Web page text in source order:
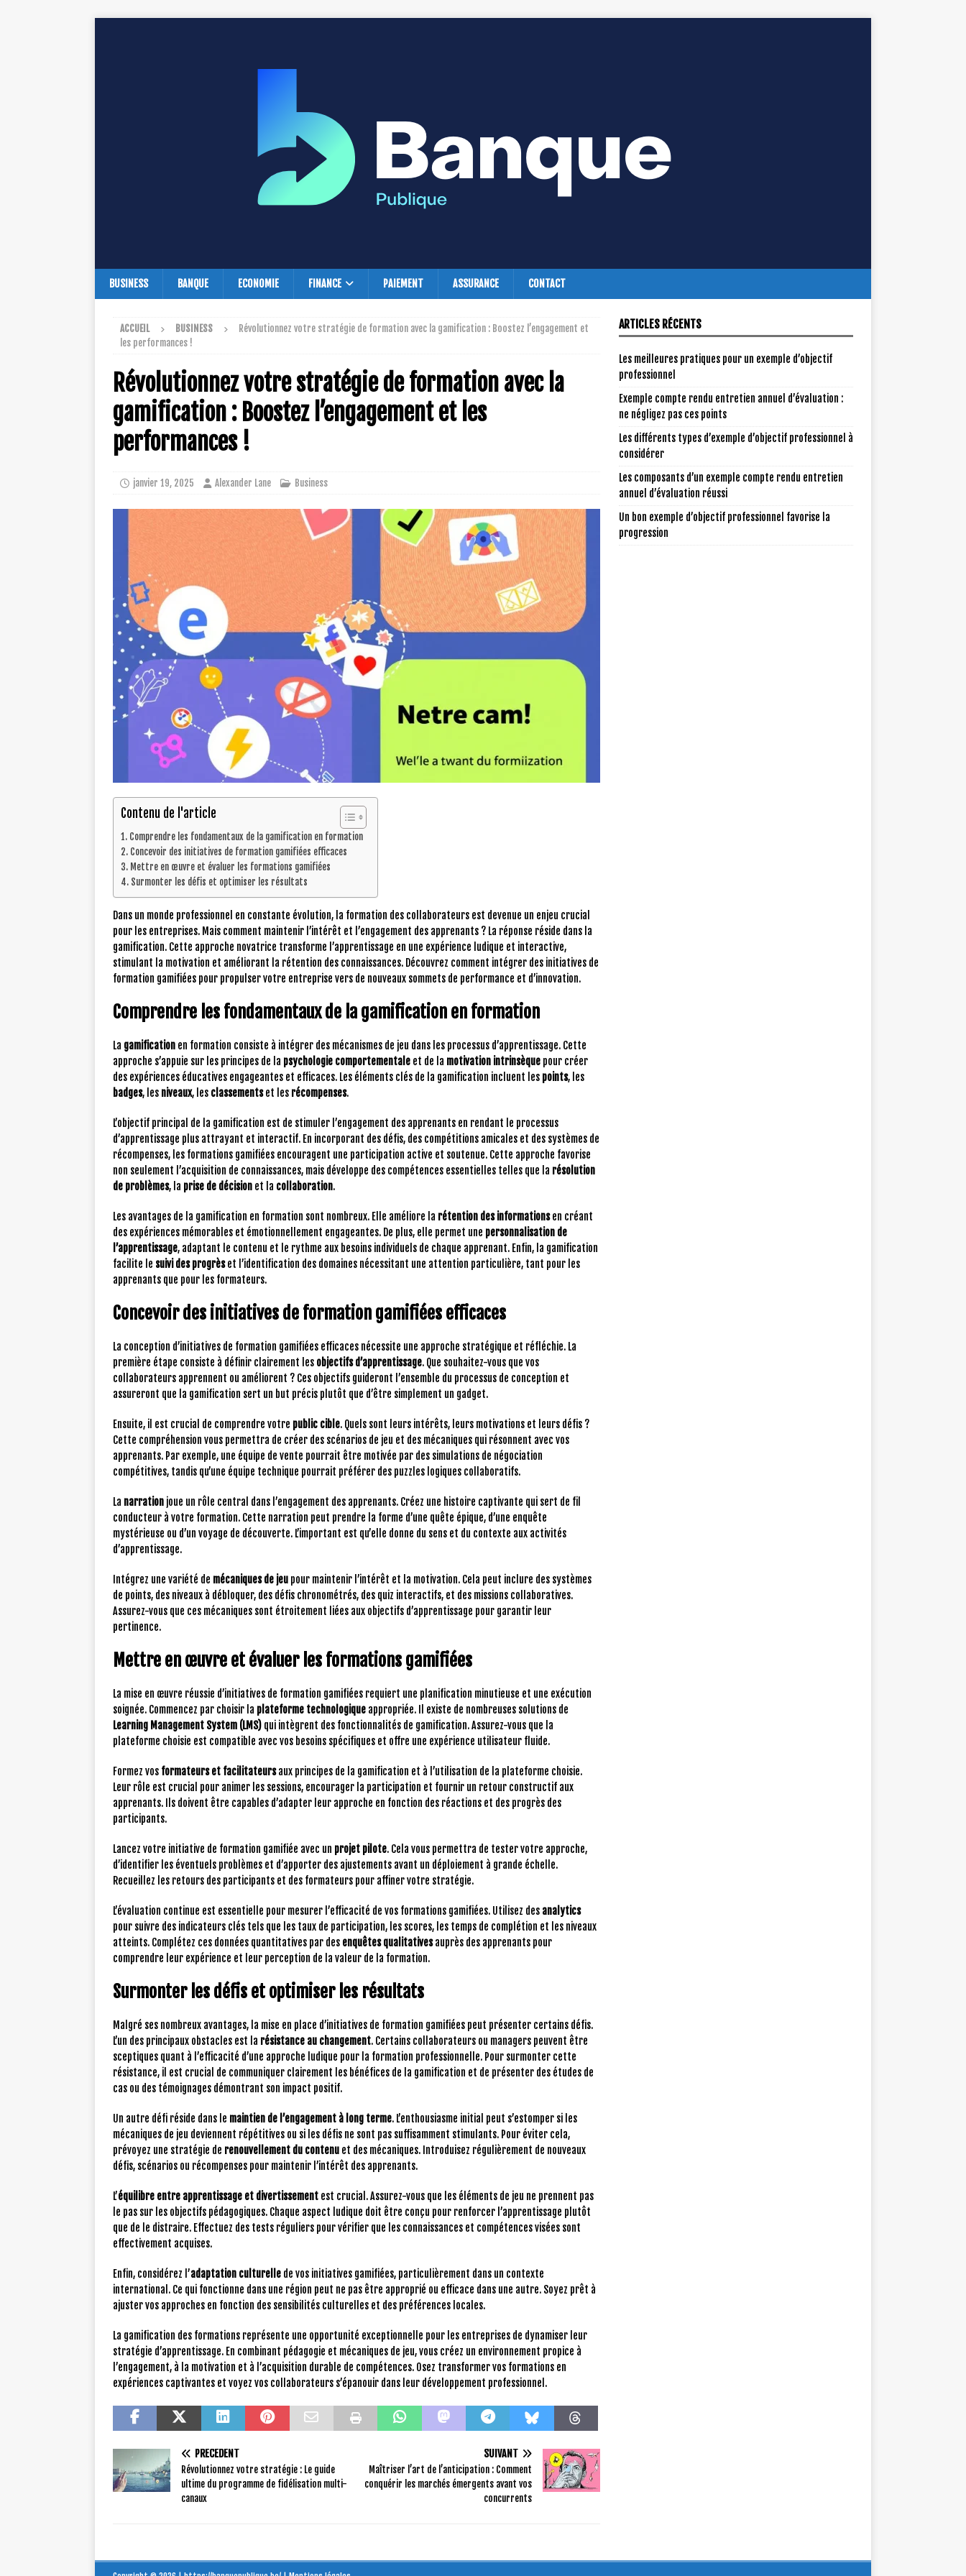
BUSINESS BANQUE ECONOMIE FINANCE PAIEMENT ASSURANCE CONTACT
ACCUEIL BUSINESS
Révolutionnez votre stratégie de formation avec la gamification : Boostez l’engagement et
les performances !
Révolutionnez votre stratégie de formation avec la
gamification : Boostez l’engagement et les
performances !
janvier 19, 2025 Alexander Lane Business
Contenu de l'article
Comprendre les fondamentaux de la gamification en formation
Concevoir des initiatives de formation gamifiées efficaces
Mettre en œuvre et évaluer les formations gamifiées
Surmonter les défis et optimiser les résultats
Dans un monde professionnel en constante évolution, la formation des collaborateurs est devenue un enjeu crucial
pour les entreprises. Mais comment maintenir l’intérêt et l’engagement des apprenants ? La réponse réside dans la
gamification. Cette approche novatrice transforme l’apprentissage en une expérience ludique et interactive,
stimulant la motivation et améliorant la rétention des connaissances. Découvrez comment intégrer des initiatives de
formation gamifiées pour propulser votre entreprise vers de nouveaux sommets de performance et d’innovation.
Comprendre les fondamentaux de la gamification en formation
La gamification en formation consiste à intégrer des mécanismes de jeu dans les processus d’apprentissage. Cette
approche s’appuie sur les principes de la psychologie comportementale et de la motivation intrinsèque pour créer
des expériences éducatives engageantes et efficaces. Les éléments clés de la gamification incluent les points, les
badges, les niveaux, les classementset les récompenses.
L’objectif principal de la gamification est de stimuler l’engagement des apprenants en rendant le processus
d’apprentissage plus attrayant et interactif. En incorporant des défis, des compétitions amicales et des systèmes de
récompenses, les formations gamifiées encouragent une participation active et soutenue. Cette approche favorise
non seulement l’acquisition de connaissances, mais développe des compétences essentielles telles que la résolution
de problèmes, la prise de décision et la collaboration.
Les avantages de la gamification en formation sont nombreux. Elle améliore la rétention des informationsen créant
des expériences mémorables et émotionnellement engageantes. De plus, elle permet une personnalisation de
l’apprentissage, adaptant le contenu et le rythme aux besoins individuels de chaque apprenant. Enfin, la gamification
facilite le suivi des progrèset l’identification des domaines nécessitant une attention particulière, tant pour les
apprenants que pour les formateurs.
Concevoir des initiatives de formation gamifiées efficaces
La conception d’initiatives de formation gamifiées efficaces nécessite une approche stratégique et réfléchie. La
première étape consiste à définir clairement les objectifs d’apprentissage. Que souhaitez-vous que vos
collaborateurs apprennent ou améliorent ? Ces objectifs guideront l’ensemble du processus de conception et
assureront que la gamification sert un but précis plutôt que d’être simplement un gadget.
Ensuite, il est crucial de comprendre votre public cible. Quels sont leurs intérêts, leurs motivations et leurs défis ?
Cette compréhension vous permettra de créer des scénarios de jeu et des mécaniques qui résonnent avec vos
apprenants. Par exemple, une équipe de vente pourrait être motivée par des simulations de négociation
compétitives, tandis qu’une équipe technique pourrait préférer des puzzles logiques collaboratifs.
La narration joue un rôle central dans l’engagement des apprenants. Créez une histoire captivante qui sert de fil
conducteur à votre formation. Cette narration peut prendre la forme d’une quête épique, d’une enquête
mystérieuse ou d’un voyage de découverte. L’important est qu’elle donne du sens et du contexte aux activités
d’apprentissage.
Intégrez une variété de mécaniques de jeu pour maintenir l’intérêt et la motivation. Cela peut inclure des systèmes
de points, des niveaux à débloquer, des défis chronométrés, des quiz interactifs, et des missions collaboratives.
Assurez-vous que ces mécaniques sont étroitement liées aux objectifs d’apprentissage pour garantir leur
pertinence.
Mettre en œuvre et évaluer les formations gamifiées
La mise en œuvre réussie d’initiatives de formation gamifiées requiert une planification minutieuse et une exécution
soignée. Commencez par choisir la plateforme technologique appropriée. Il existe de nombreuses solutions de
Learning Management System (LMS) qui intègrent des fonctionnalités de gamification. Assurez-vous que la
plateforme choisie est compatible avec vos besoins spécifiques et offre une expérience utilisateur fluide.
Formez vos formateurs et facilitateursaux principes de la gamification et à l’utilisation de la plateforme choisie.
Leur rôle est crucial pour animer les sessions, encourager la participation et fournir un retour constructif aux
apprenants. Ils doivent être capables d’adapter leur approche en fonction des réactions et des progrès des
participants.
Lancez votre initiative de formation gamifiée avec un projet pilote. Cela vous permettra de tester votre approche,
d’identifier les éventuels problèmes et d’apporter des ajustements avant un déploiement à grande échelle.
Recueillez les retours des participants et des formateurs pour affiner votre stratégie.
L’évaluation continue est essentielle pour mesurer l’efficacité de vos formations gamifiées. Utilisez des analytics
pour suivre des indicateurs clés tels que les taux de participation, les scores, les temps de complétion et les niveaux
atteints. Complétez ces données quantitatives par des enquêtes qualitativesauprès des apprenants pour
comprendre leur expérience et leur perception de la valeur de la formation.
Surmonter les défis et optimiser les résultats
Malgré ses nombreux avantages, la mise en place d’initiatives de formation gamifiées peut présenter certains défis.
L’un des principaux obstacles est la résistance au changement. Certains collaborateurs ou managers peuvent être
sceptiques quant à l’efficacité d’une approche ludique pour la formation professionnelle. Pour surmonter cette
résistance, il est crucial de communiquer clairement les bénéfices de la gamification et de présenter des études de
cas ou des témoignages démontrant son impact positif.
Un autre défi réside dans le maintien de l’engagement à long terme. L’enthousiasme initial peut s’estomper si les
mécaniques de jeu deviennent répétitives ou si les défis ne sont pas suffisamment stimulants. Pour éviter cela,
prévoyez une stratégie de renouvellement du contenu et des mécaniques. Introduisez régulièrement de nouveaux
défis, scénarios ou récompenses pour maintenir l’intérêt des apprenants.
L’équilibre entre apprentissage et divertissement est crucial. Assurez-vous que les éléments de jeu ne prennent pas
le pas sur les objectifs pédagogiques. Chaque aspect ludique doit être conçu pour renforcer l’apprentissage plutôt
que de le distraire. Effectuez des tests réguliers pour vérifier que les connaissances et compétences visées sont
effectivement acquises.
Enfin, considérez l’adaptation culturelle de vos initiatives gamifiées, particulièrement dans un contexte
international. Ce qui fonctionne dans une région peut ne pas être approprié ou efficace dans une autre. Soyez prêt à
ajuster vos approches en fonction des sensibilités culturelles et des préférences locales.
La gamification des formations représente une opportunité exceptionnelle pour les entreprises de dynamiser leur
stratégie d’apprentissage. En combinant pédagogie et mécaniques de jeu, vous créez un environnement propice à
l’engagement, à la motivation et à l’acquisition durable de compétences. Osez transformer vos formations en
expériences captivantes et voyez vos collaborateurs s’épanouir dans leur développement professionnel.
PRÉCÉDENT
Révolutionnez votre stratégie : Le guide
ultime du programme de fidélisation multi-
canaux
SUIVANT
Maîtriser l’art de l’anticipation : Comment
conquérir les marchés émergents avant vos
concurrents
ARTICLES RÉCENTS
Les meilleures pratiques pour un exemple d’objectif
professionnel
Exemple compte rendu entretien annuel d’évaluation :
ne négligez pas ces points
Les différents types d’exemple d’objectif professionnel à
considérer
Les composants d’un exemple compte rendu entretien
annuel d’évaluation réussi
Un bon exemple d’objectif professionnel favorise la
progression